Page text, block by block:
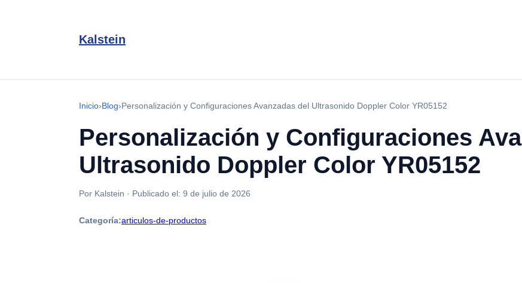
Kalstein
Inicio›Blog›Personalización y Configuraciones Avanzadas del Ultrasonido Doppler Color YR05152
Personalización y Configuraciones
Ultrasonido Doppler Color YR05152
Por Kalstein · Publicado el: 9 de julio de 2026
Categoría:articulos-de-productos